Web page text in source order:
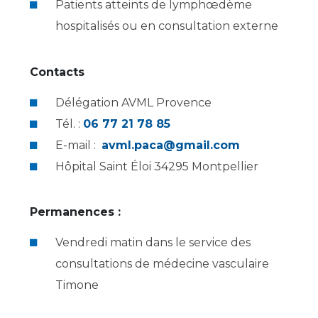
Salon des familles
Transports sanitaires
Handicap
Pôle Médecine Physique et Réadaptation
Accueil sourds et malentendants
Mouvement Parcours Handicap 13
Activité physique
Les structures de recherche
Plateforme des internes
Professionnels de santé
Adresser un examen au Laboratoire de Biologie
Médicale
Radiologie / Imagerie
Patients atteints de lymphœdème
hospitalisés ou en consultation externe
Contacts
Délégation AVML Provence
Tél. : 06 77 21 78 85
E-mail : avml.paca@gmail.com
Hôpital Saint Éloi 34295 Montpellier
Permanences :
Vendredi matin dans le service des
consultations de médecine vasculaire
Timone